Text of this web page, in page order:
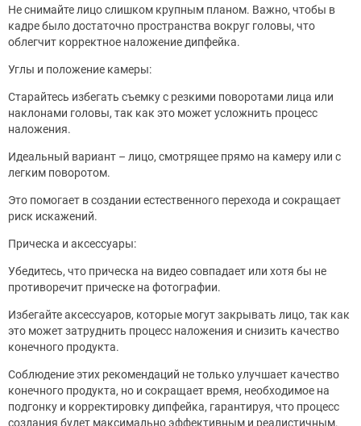
Не снимайте лицо слишком крупным планом. Важно, чтобы в
кадре было достаточно пространства вокруг головы, что
облегчит корректное наложение дипфейка.
Углы и положение камеры:
Старайтесь избегать съемку с резкими поворотами лица или
наклонами головы, так как это может усложнить процесс
наложения.
Идеальный вариант – лицо, смотрящее прямо на камеру или с
легким поворотом.
Это помогает в создании естественного перехода и сокращает
риск искажений.
Прическа и аксессуары:
Убедитесь, что прическа на видео совпадает или хотя бы не
противоречит прическе на фотографии.
Избегайте аксессуаров, которые могут закрывать лицо, так как
это может затруднить процесс наложения и снизить качество
конечного продукта.
Соблюдение этих рекомендаций не только улучшает качество
конечного продукта, но и сокращает время, необходимое на
подгонку и корректировку дипфейка, гарантируя, что процесс
создания будет максимально эффективным и реалистичным.